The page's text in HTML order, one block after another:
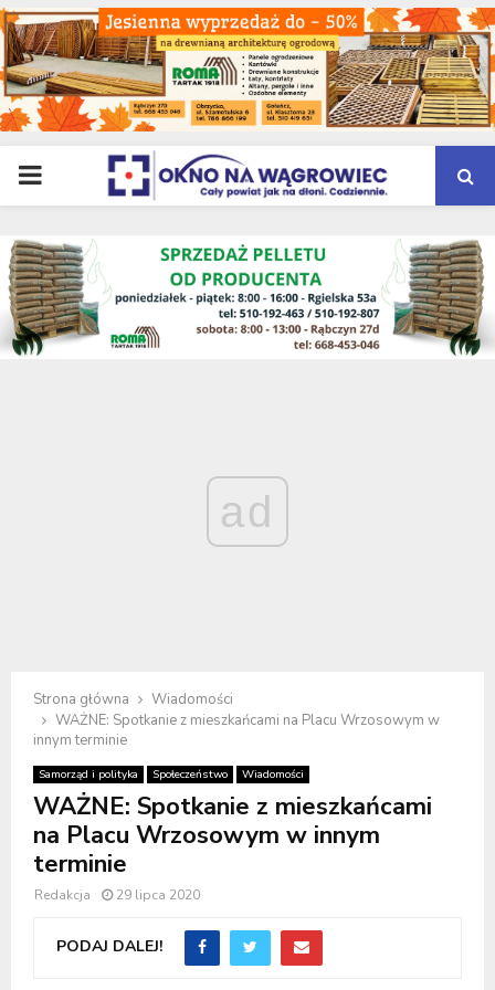
PRIMARY
MENU
ad
Strona główna
Wiadomości
WAŻNE: Spotkanie z mieszkańcami na Placu Wrzosowym w
innym terminie
Samorząd i polityka Społeczeństwo Wiadomości
WAŻNE: Spotkanie z mieszkańcami
na Placu Wrzosowym w innym
terminie
Redakcja 29 lipca 2020
PODAJ DALEJ!